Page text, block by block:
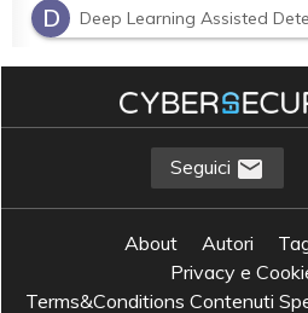
D
Deep Learning Assisted
Seguici
About Autori
Privacy e
Terms&Conditions Contenuti